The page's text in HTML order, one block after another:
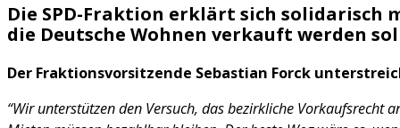
Die SPD-Fraktion erklärt sich solidarisch
die Deutsche Wohnen verkauft werden
Der Fraktionsvorsitzende Sebastian Forck
“Wir unterstützen den Versuch, das bezirkliche